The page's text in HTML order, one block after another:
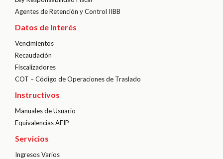
Agentes de Retención y Control IIBB
Datos de Interés
Vencimientos
Recaudación
Fiscalizadores
COT – Código de Operaciones de Traslado
Instructivos
Manuales de Usuario
Equivalencias AFIP
Servicios
Ingresos Varios